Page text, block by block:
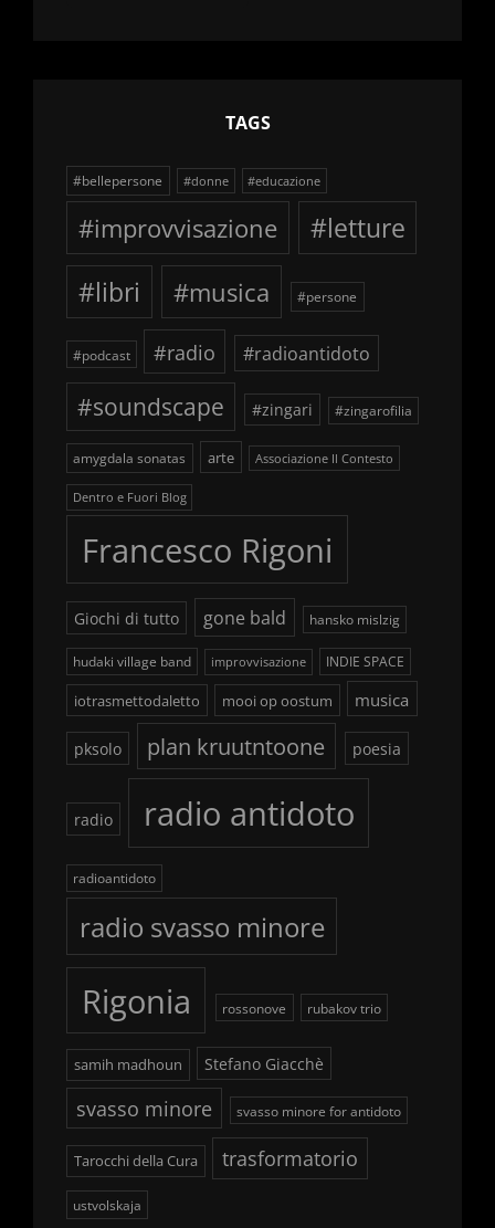
TAGS
#bellepersone #donne #educazione
#improvvisazione
#letture
#libri
#musica #persone
#podcast #radio #radioantidoto
#soundscape #zingari #zingarofilia
amygdala sonatas arte Associazione Il Contesto
Dentro e Fuori Blog
Francesco Rigoni
Giochi di tutto gone bald hansko mislzig
hudaki village band improvvisazione INDIE SPACE
iotrasmettodaletto mooi op oostum musica
pksolo plan kruutntoone poesia
radio radio antidoto
radioantidoto
radio svasso minore
Rigonia rossonove rubakov trio
samih madhoun Stefano Giacchè
svasso minore svasso minore for antidoto
Tarocchi della Cura trasformatorio
ustvolskaja